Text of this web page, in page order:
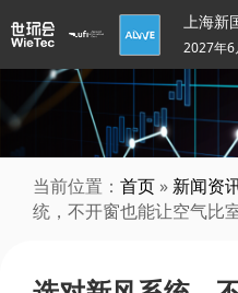
上海新
2027年6
当前位置： 首页 » 新闻资
统，不开窗也能让空气比